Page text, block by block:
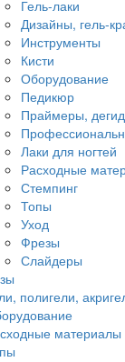
Гель-лаки
Дизайны, гель-
Инструменты
Кисти
Оборудование
Педикюр
Праймеры,
Лаки для ногтей
Расходные
Стемпинг
Топы
Уход
Фрезы
Слайдеры
полигели,
материалы